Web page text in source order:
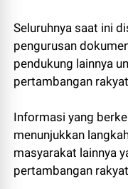
Seluruhnya saat ini
pengurusan
pendukung lainnya
pertambangan
Informasi yang
menunjukkan
masyarakat lainnya
pertambangan